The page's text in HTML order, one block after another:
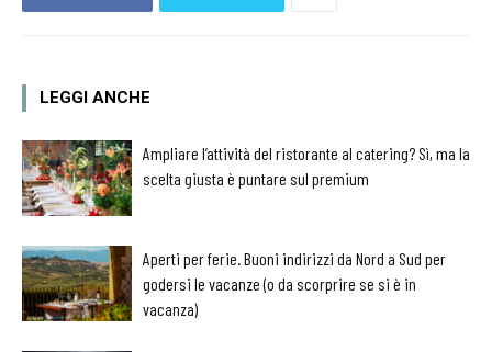
LEGGI ANCHE
Ampliare l’attività del ristorante al catering? Sì, ma la
scelta giusta è puntare sul premium
Aperti per ferie. Buoni indirizzi da Nord a Sud per
godersi le vacanze (o da scorprire se si è in
vacanza)